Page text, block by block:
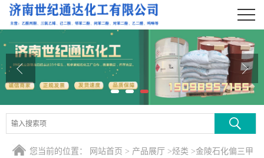
公司首页
公司介绍
产品展厅
证书荣誉
您当前的位置： 网站首页 > 产品展厅 >烃类 >金陵石化偏三甲